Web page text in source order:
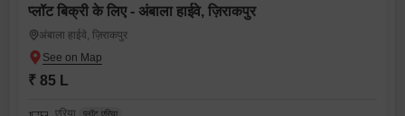
प्लॉट बिक्री के लिए - अंबाला हाईवे, ज़िराकपुर
अंबाला हाईवे, ज़िराकपुर
₹ 85 L
एरिया प्लॉट एरिया